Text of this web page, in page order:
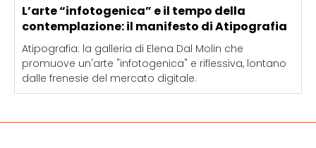
L’arte “infotogenica” e il tempo della
contemplazione: il manifesto di Atipografia
Atipografia: la galleria di Elena Dal Molin che
promuove un'arte "infotogenica" e riflessiva, lontano
dalle frenesie del mercato digitale.